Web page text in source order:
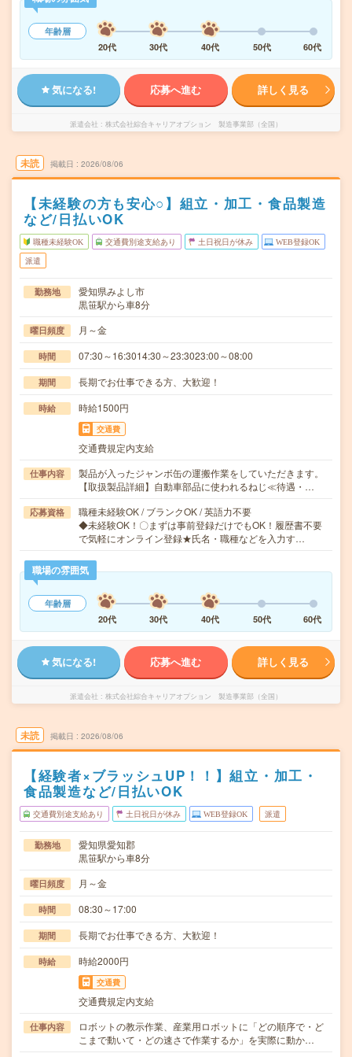
年齢層
20代
30代 40代 50代 60代
気になる! 応募へ進む 詳しく見る
派遣会社 株式会社綜合キャリアオプション 製造事業部（全国）
未読 掲載日 2026/08/06
【未経験の方も安心○】組立・加工・食品製造
など/日払いOK
職種未経験OK 交通費別途支給あり 土日祝日が休み WEB登録OK
派遣
勤務地
愛知県みよし市
黒笹駅から車8分
曜日頻度 月～金
時間 07:30～16:3014:30～23:3023:00～08:00
期間 長期でお仕事できる方、大歓迎！
時給 時給1500円
交通費
交通費規定内支給
仕事内容
製品が入ったジャンボ缶の運搬作業をしていただきます。
【取扱製品詳細】自動車部品に使われるねじ≪待遇・…
応募資格
職種未経験OK / ブランクOK / 英語力不要
◆未経験OK！〇まずは事前登録だけでもOK！履歴書不要
で気軽にオンライン登録★氏名・職種などを入力す…
職場の雰囲気
年齢層
20代
30代 40代 50代 60代
気になる! 応募へ進む 詳しく見る
派遣会社 株式会社綜合キャリアオプション 製造事業部（全国）
未読 掲載日 2026/08/06
【経験者×ブラッシュUP！！】組立・加工・
食品製造など/日払いOK
交通費別途支給あり 土日祝日が休み WEB登録OK 派遣
勤務地
愛知県愛知郡
黒笹駅から車8分
曜日頻度 月～金
時間 08:30～17:00
期間 長期でお仕事できる方、大歓迎！
時給 時給2000円
交通費
交通費規定内支給
仕事内容
ロボットの教示作業、産業用ロボットに「どの順序で・ど
こまで動いて・どの速さで作業するか」を実際に動か…